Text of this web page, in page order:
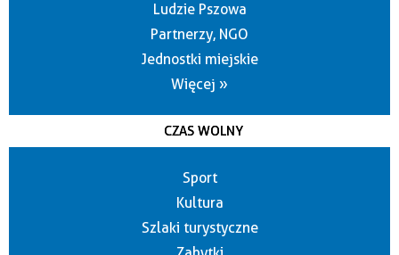
Ludzie Pszowa
Partnerzy, NGO
Jednostki miejskie
Więcej »
CZAS WOLNY
Sport
Kultura
Szlaki turystyczne